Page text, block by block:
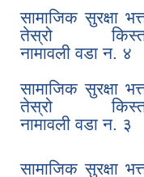
सामाजिक सुरक्षा
तेस्रो
नामावली वडा न. ४
सामाजिक सुरक्षा
तेस्रो
नामावली वडा न. ३
सामाजिक सुरक्षा